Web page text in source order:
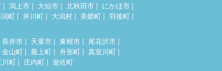
潟上市 大仙市 北秋田市
にかほ市
町
井川町 大潟村 美郷町 羽後町
長井市 天童市 東根市
尾花沢市
金山町
最上町 舟形町
真室川町
川町
庄内町
遊佐町